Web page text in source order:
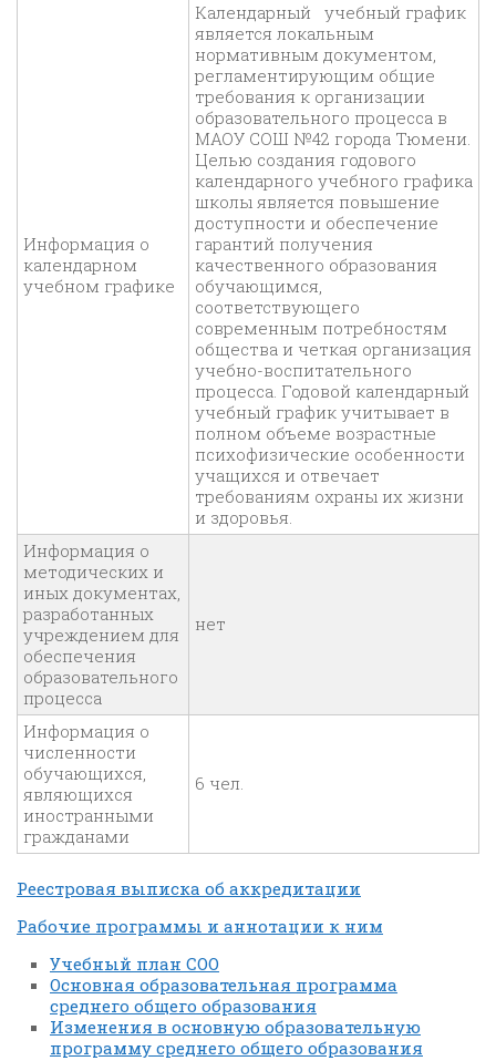
Информация о
календарном
учебном графике
Календарный учебный график
является локальным
нормативным документом,
регламентирующим общие
требования к организации
образовательного процесса в
МАОУ СОШ №42 города Тюмени.
Целью создания годового
календарного учебного графика
школы является повышение
доступности и обеспечение
гарантий получения
качественного образования
обучающимся,
соответствующего
современным потребностям
общества и четкая организация
учебно-воспитательного
процесса. Годовой календарный
учебный график учитывает в
полном объеме возрастные
психофизические особенности
учащихся и отвечает
требованиям охраны их жизни
и здоровья.
Информация о
методических и
иных документах,
разработанных
учреждением для
обеспечения
образовательного
процесса
нет
Информация о
численности
обучающихся,
являющихся
иностранными
гражданами
6 чел.
Реестровая выписка об аккредитации
Рабочие программы и аннотации к ним
Учебный план СОО
Основная образовательная программа
среднего общего образования
Изменения в основную образовательную
программу среднего общего образования